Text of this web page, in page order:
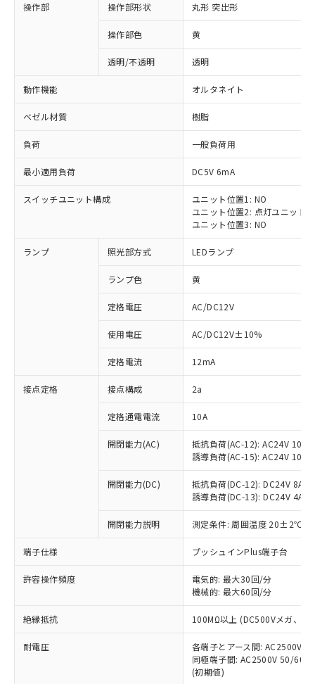
操作部 操作部形状 丸形 突出形
操作部色 黄
透明/不透明 透明
動作機能 オルタネイト
ベゼル材質 樹脂
負荷 一般負荷用
最小適用負荷 DC5V 6mA
スイッチユニット構成
ユニット位置1: NO
ユニット位置2: 点灯ユニット
ユニット位置3: NO
ランプ 照光部方式 LEDランプ
ランプ色 黄
定格電圧 AC/DC12V
使用電圧 AC/DC12V±10%
定格電流 12mA
接点定格 接点構成 2a
定格通電電流 10A
開閉能力(AC)
抵抗負荷(AC-12): AC24V 10A/
誘導負荷(AC-15): AC24V
開閉能力(DC)
抵抗負荷(DC-12): DC24V 8A/
誘導負荷(DC-13): DC24V 4A/
開閉能力説明 測定条件: 周囲温度 20±2℃、
端子仕様 プッシュインPlus端子台
許容操作頻度
電気的: 最大30回/分
機械的: 最大60回/分
絶縁抵抗 100MΩ以上 (DC500Vメガ、点
耐電圧
各端子とアース間: AC2500V
同極端子間: AC2500V 50/
(初期値)
ご利用条件
以下の条件をお読みいただき、同意のうえ
ご利用ください。
本サービスは、当社制御機器事業取扱
商品の当社在庫状況および標準価格
(税抜)を提供させていただくもので
当社制御機器事業取扱商品の中には、
本サービスの対象外となる商品もある
ことをご了承ください。
在庫状況および標準価格照会結果は、
記載している更新日時点での社内デー
タに基づき作成されるものであり、閲
覧された時点での実際の在庫および標
準価格とは異なる場合があることをご
※1 対応状況
対応済み：EU RoHS指令（10物質）の
非含有に対応した製品が提供可能な商品で
す。
対応予定：EU RoHS指令（10物質）の非含
有に対応した製品に切り替える予定のある
対応予定なし：EU RoHS指令（10物質）の
非含有に非対応の商品で、対応品を出す予
定はありません。
調査・確認中：EU RoHS指令（10物質）の
非含有の対応状況を調査中または確認中の
非該当品：ライセンス料など無形物で、有
害物質有無と関係のない商品です。
仕入先様の事情により、非含有部品として
いたものが、含有品と判明した場合などや
むを得ず変更することがあります。
六価クロム(Cr(Ⅵ)) 1000ppm以下、ポリ臭化ビフェニル
類(PBB) 1000ppm以下、ポリ臭化ジフェニルエーテル類
「○」：最大均質材料含有率が中国RoHSの
基準値以下であることを示します。
「×」：最大均質材料含有率が中国RoHSの
基準値を超えていることを示します。
「－」：未確認です。当社販売部門へお問
*中国RoHS10物質の基準値 (GB/T26572)：
Pb(鉛) :1000ppm、 Hg(水銀) : 1000ppm、 Cd(カドミウ
Cr(Ⅵ)(六価クロム) : 1000ppm、 PBBs(ポリ臭化ビフェ
当社は、これら貴社製品のうち、外国
為替および外国貿易法に定める商品
（以下｢規制貨物等」という）を輸出
または国外への提供する場合は、日本
国政府の輸出許可(または役務取引許
可)を取得するなどの必要な手続きを